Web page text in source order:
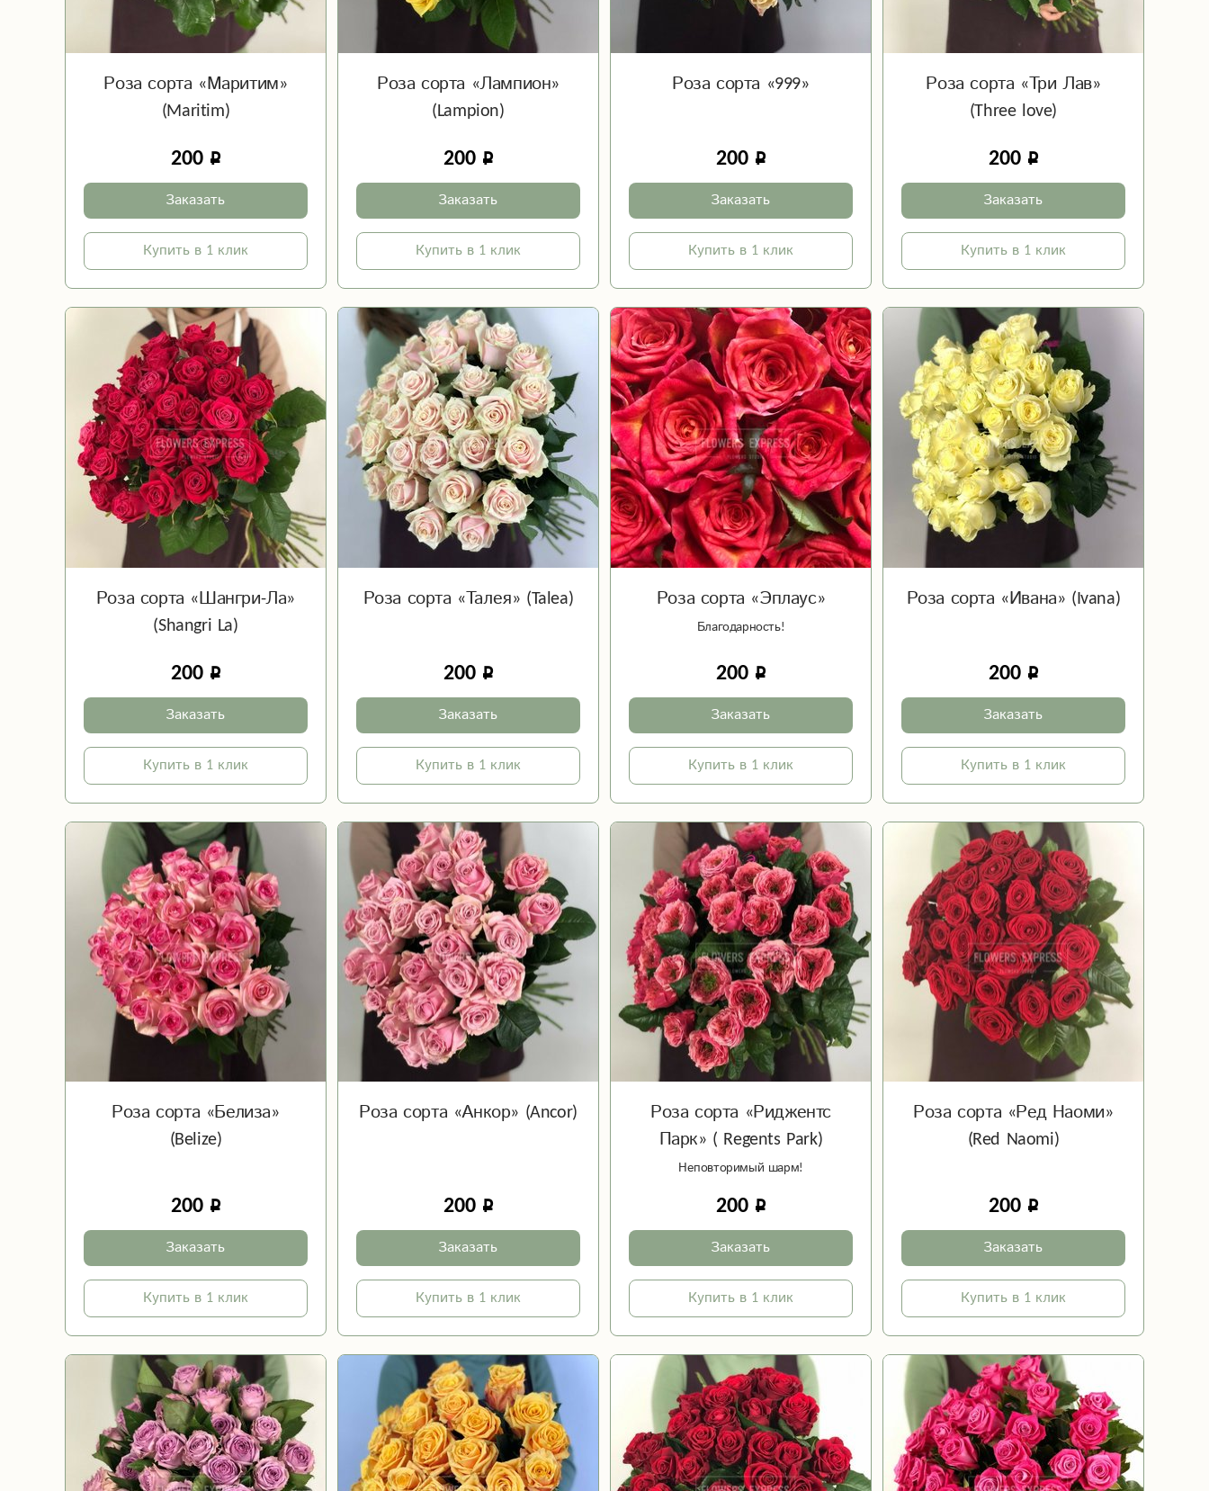
Роза сорта «Маритим»
(Maritim)
200
Заказать
Купить в 1 клик
Роза сорта «Лампион»
(Lampion)
200
Заказать
Купить в 1 клик
Роза сорта «999»
200
Заказать
Купить в 1 клик
Роза сорта «Три Лав»
(Three love)
200
Заказать
Купить в 1 клик
Роза сорта «Шангри-Ла»
(Shangri La)
200
Заказать
Купить в 1 клик
Роза сорта «Талея» (Talea)
200
Заказать
Купить в 1 клик
Роза сорта «Эплаус»
Благодарность!
200
Заказать
Купить в 1 клик
Роза сорта «Ивана» (Ivana)
200
Заказать
Купить в 1 клик
Роза сорта «Белиза»
(Belize)
200
Заказать
Купить в 1 клик
Роза сорта «Анкор» (Ancor)
200
Заказать
Купить в 1 клик
Роза сорта «Риджентс
Парк» ( Regents Park)
Неповторимый шарм!
200
Заказать
Купить в 1 клик
Роза сорта «Ред Наоми»
(Red Naomi)
200
Заказать
Купить в 1 клик